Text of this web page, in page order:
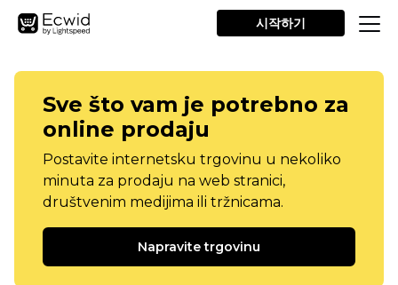
시작하기
Sve što vam je potrebno za
online prodaju
Postavite internetsku trgovinu u nekoliko
minuta za prodaju na web stranici,
društvenim medijima ili tržnicama.
Napravite trgovinu